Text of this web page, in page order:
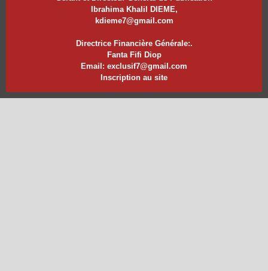
Ibrahima Khalil DIEME,
kdieme7@gmail.com
Directrice Financière Générale:.
Fanta Fifi Diop
Email: exclusif7@gmail.com
Inscription au site